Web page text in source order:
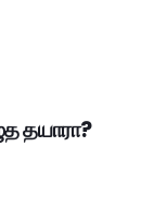
தயாரா?